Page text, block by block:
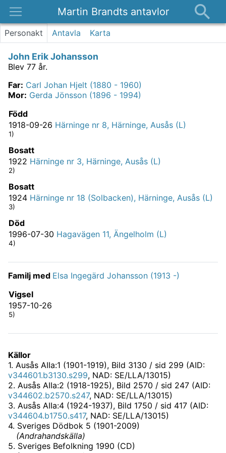
Martin Brandts antavlor
Platser
Om
Kontakt
Personakt Antavla Karta
John Erik Johansson
Blev 77 år.
Far: Carl Johan Hjelt (1880 - 1960)
Mor: Gerda Jönsson (1896 - 1994)
Född
1918-09-26 Härninge nr 8, Härninge, Ausås (L)
1)
Bosatt
1922 Härninge nr 3, Härninge, Ausås (L)
2)
Bosatt
1924 Härninge nr 18 (Solbacken), Härninge, Ausås (L)
3)
Död
1996-07-30 Hagavägen 11, Ängelholm (L)
4)
Familj med Elsa Ingegärd Johansson (1913 -)
Vigsel
1957-10-26
5)
Källor
1. Ausås AIIa:1 (1901-1919), Bild 3130 / sid 299 (AID:
v344601.b3130.s299, NAD: SE/LLA/13015)
2. Ausås AIIa:2 (1918-1925), Bild 2570 / sid 247 (AID:
v344602.b2570.s247, NAD: SE/LLA/13015)
3. Ausås AIIa:4 (1924-1937), Bild 1750 / sid 417 (AID:
v344604.b1750.s417, NAD: SE/LLA/13015)
4. Sveriges Dödbok 5 (1901-2009)
(Andrahandskälla)
5. Sveriges Befolkning 1990 (CD)